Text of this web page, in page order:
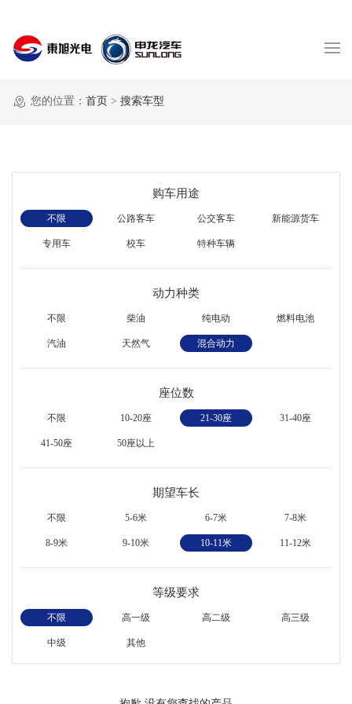
您的位置： 首页 > 搜索车型
购车用途
不限 公路客车 公交客车 新能源货车
专用车 校车 特种车辆
动力种类
不限 柴油 纯电动 燃料电池
汽油 天然气 混合动力
座位数
不限 10-20座 21-30座 31-40座
41-50座 50座以上
期望车长
不限 5-6米 6-7米 7-8米
8-9米 9-10米 10-11米 11-12米
等级要求
不限 高一级 高二级 高三级
中级 其他